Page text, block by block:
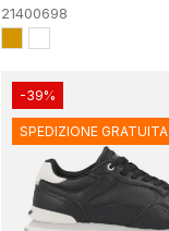
21400698
-39%
SPEDIZIONE GRATUITA